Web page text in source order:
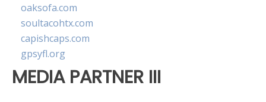
oaksofa.com
soultacohtx.com
capishcaps.com
gpsyfl.org
MEDIA PARTNER III